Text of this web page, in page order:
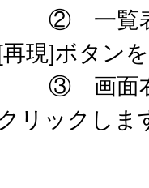
② 一覧表に
再現]ボタン
③ 画面右下
クリックしま